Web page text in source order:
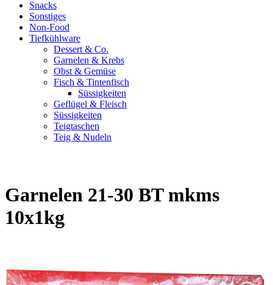
Snacks
Sonstiges
Non-Food
Tiefkühlware
Dessert & Co.
Garnelen & Krebs
Obst & Gemüse
Fisch & Tintenfisch
Süssigkeiten
Geflügel & Fleisch
Süssigkeiten
Teigtaschen
Teig & Nudeln
Garnelen 21-30 BT mkms
10x1kg